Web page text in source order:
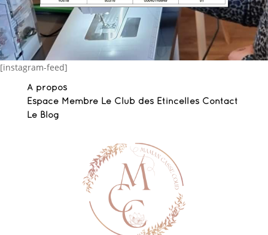
[instagram-feed]
A propos
Espace Membre Le Club des Etincelles Contact
Le Blog